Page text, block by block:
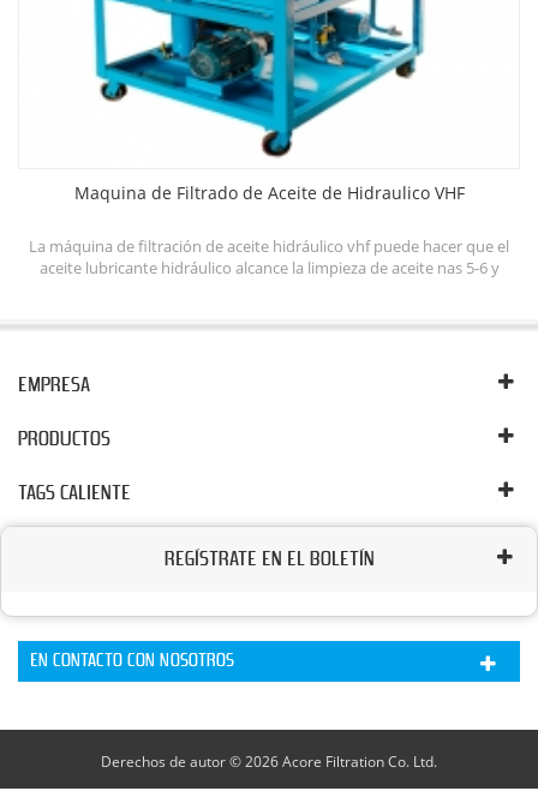
Maquina de Filtrado de Aceite de Hidraulico VHF
La máquina de filtración de aceite hidráulico vhf puede hacer que el
aceite lubricante hidráulico alcance la limpieza de aceite nas 5-6 y
hidráulico eliminando la eliminación del agua libre, emulsionada y
EMPRESA
PRODUCTOS
TAGS CALIENTE
REGÍSTRATE EN EL BOLETÍN
EN CONTACTO CON NOSOTROS
Derechos de autor © 2026 Acore Filtration Co. Ltd.